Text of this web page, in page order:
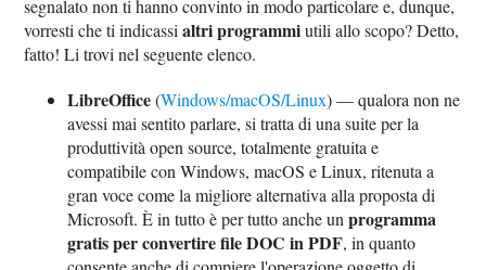
segnalato non ti hanno convinto in modo particolare e, dunque,
vorresti che ti indicassialtri programmiutili allo scopo? Detto,
fatto! Li trovi nel seguente elenco.
LibreOffice(Windows/macOS/Linux) — qualora non ne
avessi mai sentito parlare, si tratta di una suite per la
produttività open source, totalmente gratuita e
compatibile con Windows, macOS e Linux, ritenuta a
gran voce come la migliore alternativa alla proposta di
Microsoft. È in tutto è per tutto anche unprogramma
gratis per convertire file DOC in PDF, in quanto